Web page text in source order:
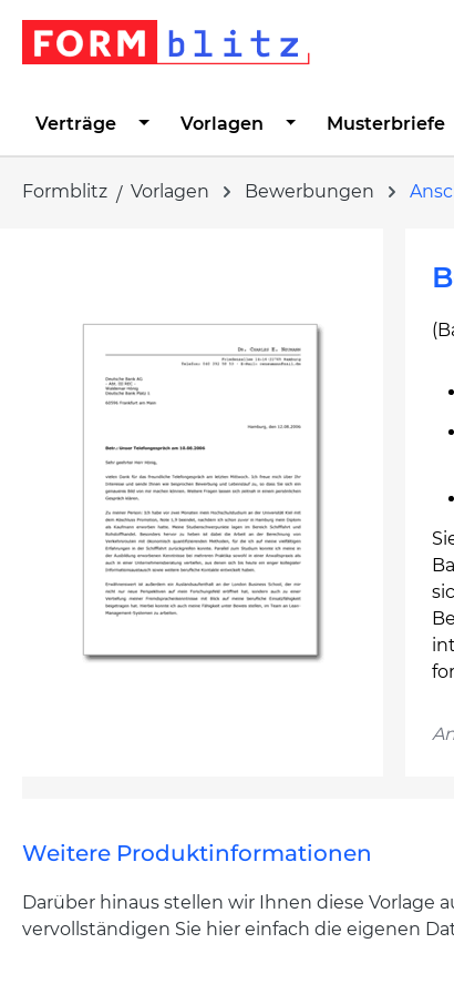
Zur Hauptnavigation springen
Verträge Vorlagen Musterbriefe
Formblitz Vorlagen Bewerbungen
Weitere Produktinformationen
Darüber hinaus stellen wir Ihnen diese Vorlage
vervollständigen Sie hier einfach die eigenen